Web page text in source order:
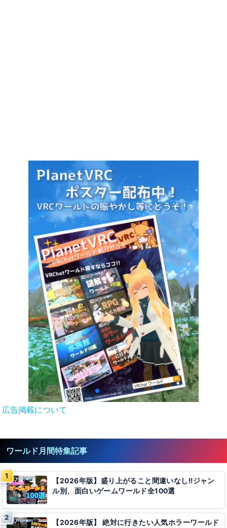
広告掲載について
ワールド月間特集記事
【2026年版】盛り上がること間違いなし!!ジャン
ル別、面白いゲームワールド全100選
【2026年版】 絶対に行きたい人気ホラーワールド